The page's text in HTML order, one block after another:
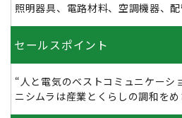
照明器具、電路材料、空調機器、
セールスポイント
“人と電気のベストコミュニケーシ
ニシムラは産業とくらしの調和をめ